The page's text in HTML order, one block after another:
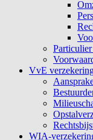
VvE
WIA-